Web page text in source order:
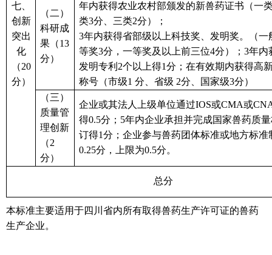
七、
创新
突出
化
（20
分）
（ 二 ）
科研成
果（13
分）
年内获得农业农村部颁发的新兽药证书（一
类3分、三类2分）
；
3年内获得省部级以上科技奖、发明奖。（一
等奖3分，一等奖及以上前三位4分） ；3年内
发明专利 2个以上得1分；在有效期内获得高
称号（市级1 分、省级 2分、 国家级3分）
（三）
质量管
理创新
（2
分）
企业或其法人上级单位通过IOS或CMA或
得0.5分； 5年内企业承担并完成国家兽药质
订得1分；企业参与兽药团体标准或地方标准
0.25分，上限为0.5分。
总分
本标准主要适用于四川省内所有取得兽药生产许可证的兽药
生产企业。